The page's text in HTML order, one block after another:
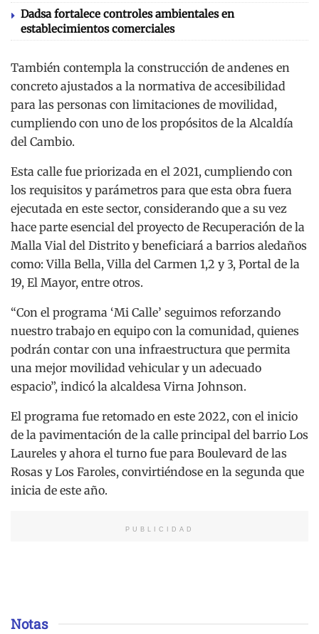
Dadsa fortalece controles ambientales en
establecimientos comerciales
También contempla la construcción de andenes en
concreto ajustados a la normativa de accesibilidad
para las personas con limitaciones de movilidad,
cumpliendo con uno de los propósitos de la Alcaldía
del Cambio.
Esta calle fue priorizada en el 2021, cumpliendo con
los requisitos y parámetros para que esta obra fuera
ejecutada en este sector, considerando que a su vez
hace parte esencial del proyecto de Recuperación de la
Malla Vial del Distrito y beneficiará a barrios aledaños
como: Villa Bella, Villa del Carmen 1,2 y 3, Portal de la
19, El Mayor, entre otros.
“Con el programa ‘Mi Calle’ seguimos reforzando
nuestro trabajo en equipo con la comunidad, quienes
podrán contar con una infraestructura que permita
una mejor movilidad vehicular y un adecuado
espacio”, indicó la alcaldesa Virna Johnson.
El programa fue retomado en este 2022, con el inicio
de la pavimentación de la calle principal del barrio Los
Laureles y ahora el turno fue para Boulevard de las
Rosas y Los Faroles, convirtiéndose en la segunda que
inicia de este año.
PUBLICIDAD
Notas